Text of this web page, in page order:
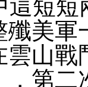
這短
美軍
山戰
第二